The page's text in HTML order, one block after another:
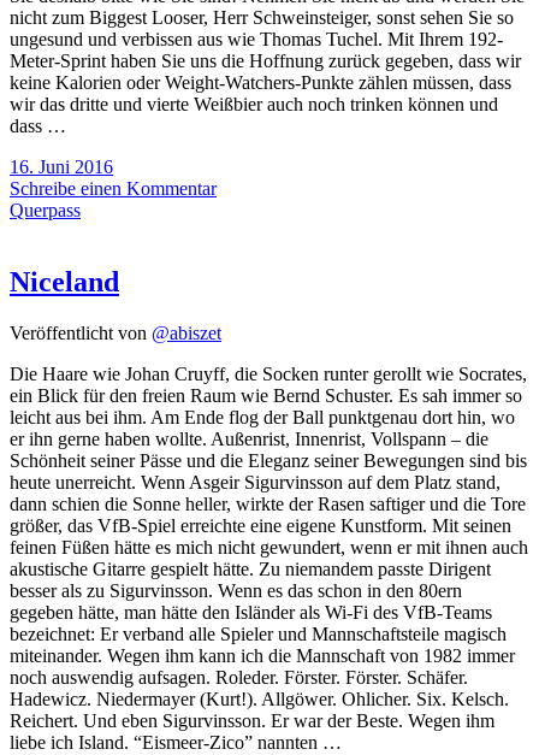
nicht zum Biggest Looser, Herr Schweinsteiger, sonst sehen Sie so
ungesund und verbissen aus wie Thomas Tuchel. Mit Ihrem 192-
Meter-Sprint haben Sie uns die Hoffnung zurück gegeben, dass wir
keine Kalorien oder Weight-Watchers-Punkte zählen müssen, dass
wir das dritte und vierte Weißbier auch noch trinken können und
dass …
16. Juni 2016
Schreibe einen Kommentar
Querpass
Niceland
Veröffentlicht von @abiszet
Die Haare wie Johan Cruyff, die Socken runter gerollt wie Socrates,
ein Blick für den freien Raum wie Bernd Schuster. Es sah immer so
leicht aus bei ihm. Am Ende flog der Ball punktgenau dort hin, wo
er ihn gerne haben wollte. Außenrist, Innenrist, Vollspann – die
Schönheit seiner Pässe und die Eleganz seiner Bewegungen sind bis
heute unerreicht. Wenn Asgeir Sigurvinsson auf dem Platz stand,
dann schien die Sonne heller, wirkte der Rasen saftiger und die Tore
größer, das VfB-Spiel erreichte eine eigene Kunstform. Mit seinen
feinen Füßen hätte es mich nicht gewundert, wenn er mit ihnen auch
akustische Gitarre gespielt hätte. Zu niemandem passte Dirigent
besser als zu Sigurvinsson. Wenn es das schon in den 80ern
gegeben hätte, man hätte den Isländer als Wi-Fi des VfB-Teams
bezeichnet: Er verband alle Spieler und Mannschaftsteile magisch
miteinander. Wegen ihm kann ich die Mannschaft von 1982 immer
noch auswendig aufsagen. Roleder. Förster. Förster. Schäfer.
Hadewicz. Niedermayer (Kurt!). Allgöwer. Ohlicher. Six. Kelsch.
Reichert. Und eben Sigurvinsson. Er war der Beste. Wegen ihm
liebe ich Island. “Eismeer-Zico” nannten …